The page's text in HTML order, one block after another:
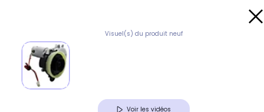
Visuel(s) du produit neuf
Voir les vidéos